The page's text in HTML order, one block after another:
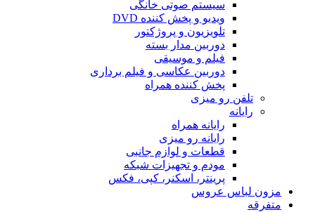
سیستم صوتی خانگی
ویدیو و پخش کننده DVD
تلویزیون و پروژکتور
دوربین مدار بسته
فیلم و موسیقی
دوربین عکاسی و فیلم برداری
پخش کننده همراه
تلفن رو میزی
رایانه
رایانه همراه
رایانه رو میزی
قطعات و لوازم جانبی
مودم و تجهیزات شبکه
پرینتر، اسکنر، کپی، فکس
مزون لباس عروس
متفرقه